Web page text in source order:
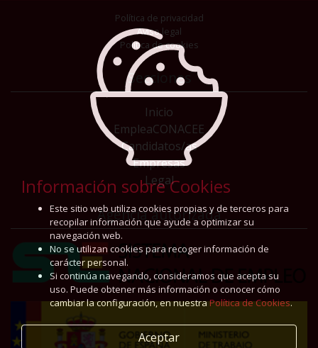
Política de privacidad
Aviso legal
Política de cookies
Secciones
Inicio
EmpleaCONACEE
Candidatos/as
Empresas
Legal
Agencia autorizada
Información sobre Cookies
Este sitio web utiliza cookies propias y de terceros para
recopilar información que ayude a optimizar su
navegación web.
No se utilizan cookies para recoger información de
carácter personal.
Si continúa navegando, consideramos que acepta su
uso. Puede obtener más información o conocer cómo
cambiar la configuración, en nuestraPolítica de Cookies.
Aceptar